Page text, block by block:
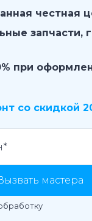
честная
запчасти,
при
со скидкой
мастера